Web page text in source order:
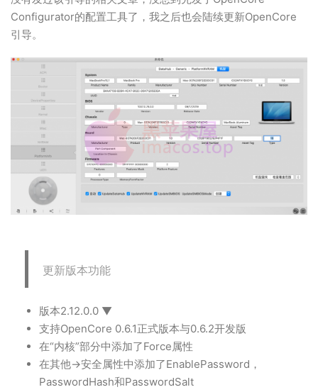
Configurator的配置工具了，我之后也会陆续更新OpenCore
引导。
更新版本功能
版本2.12.0.0 ▼
支持OpenCore 0.6.1正式版本与0.6.2开发版
在“内核”部分中添加了Force属性
在其他->安全属性中添加了EnablePassword，
PasswordHash和PasswordSalt